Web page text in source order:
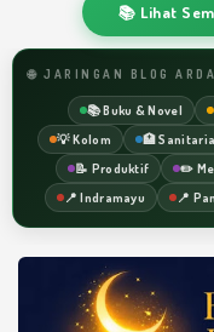
📚 Lihat
🌐 JARINGAN BLOG
📚 Buku & Novel
💡 Kolom
🏥
📝 Produktif
✏️
📍 Indramayu
📍